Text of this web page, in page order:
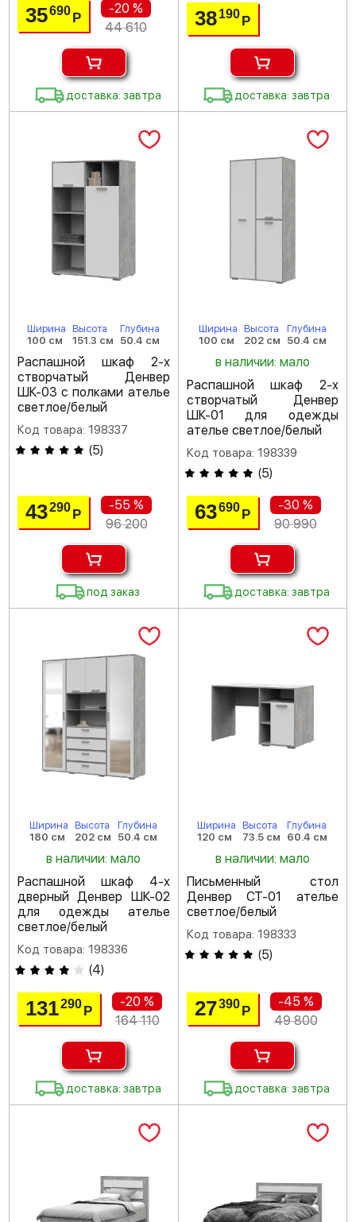
35690Р
-20 %
44 610
доставка: завтра
38 190 Р
доставка: завтра
Ширина
100 см
Высота
151.3 см
Глубина
50.4 см
Распашной шкаф 2-х
створчатый Денвер
ШК-03 с полками ателье
светлое/белый
Код товара: 198337
(5)
43290Р
-55 %
96 200
под заказ
Ширина
100 см
Высота
202 см
Глубина
50.4 см
в наличии: мало
Распашной шкаф 2-х
створчатый Денвер
ШК-01 для одежды
ателье светлое/белый
Код товара: 198339
(5)
63690 Р
-30 %
90 990
доставка: завтра
Ширина
180 см
Высота
202 см
Глубина
50.4 см
в наличии: мало
Распашной шкаф 4-х
дверный Денвер ШК-02
для одежды ателье
светлое/белый
Код товара: 198336
(4)
131290Р
-20 %
164 110
доставка: завтра
Ширина
120 см
Высота
73.5 см
Глубина
60.4 см
в наличии: мало
Письменный стол
Денвер СТ-01 ателье
светлое/белый
Код товара: 198333
(5)
27390 Р
-45 %
49 800
доставка: завтра